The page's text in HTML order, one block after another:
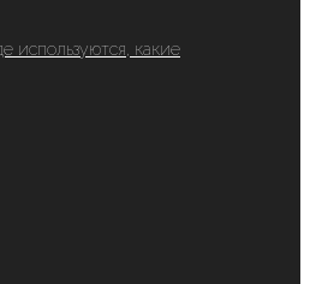
используются, какие